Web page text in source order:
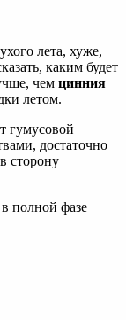
лета, хуже,
каким будет
чем цинния
летом.
гумусовой
достаточно
сторону
полной фазе